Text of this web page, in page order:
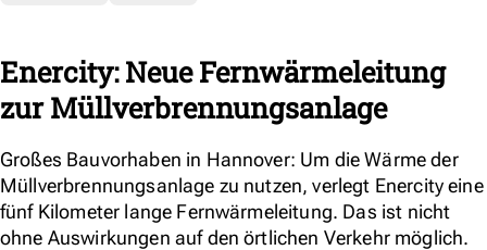
Enercity: Neue Fernwärmeleitung
zur Müllverbrennungsanlage
Großes Bauvorhaben in Hannover: Um die Wärme der
Müllverbrennungsanlage zu nutzen, verlegt Enercity eine
fünf Kilometer lange Fernwärmeleitung. Das ist nicht
ohne Auswirkungen auf den örtlichen Verkehr möglich.